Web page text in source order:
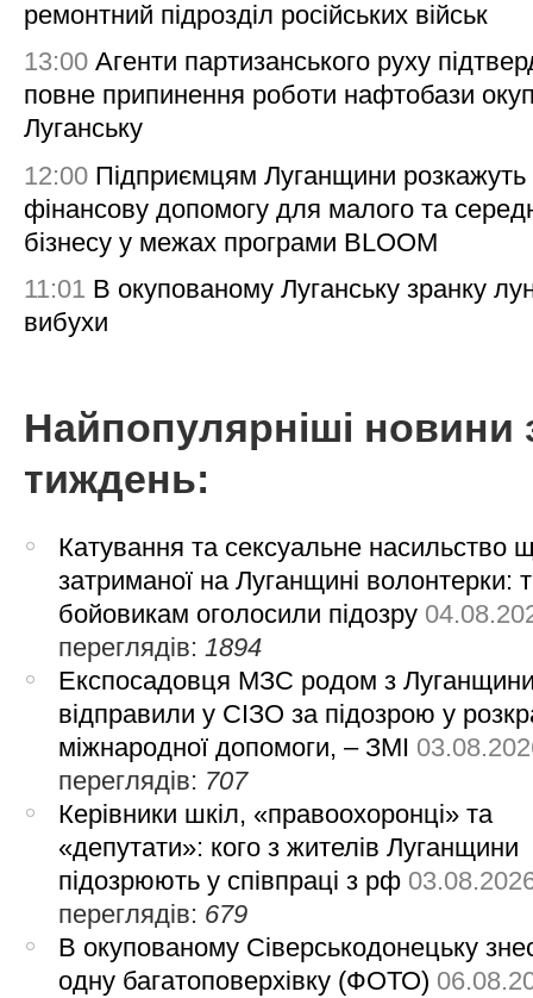
ремонтний підрозділ російських військ
13:00 Агенти партизанського руху
повне припинення роботи нафтобази
Луганську
12:00 Підприємцям Луганщини розкажуть
фінансову допомогу для малого та
бізнесу у межах програми BLOOM
11:01 В окупованому Луганську зранку
вибухи
Найпопулярніші новини
тиждень:
Катування та сексуальне насильство
затриманої на Луганщині волонтерки:
бойовикам оголосили підозру
переглядів:1894
Експосадовця МЗС родом з
відправили у СІЗО за підозрою у
міжнародної допомоги, – ЗМІ
переглядів: 707
Керівники шкіл, «правоохоронці» та
«депутати»: кого з жителів Луганщини
підозрюють у співпраці з рф
переглядів: 679
В окупованому Сіверськодонецьку
одну багатоповерхівку (ФОТО)